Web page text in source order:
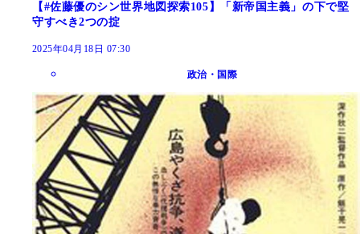
【#佐藤優のシン世界地図探索105】「新帝国主義」の下で堅
守すべき2つの掟
2025年04月18日 07:30
政治・国際